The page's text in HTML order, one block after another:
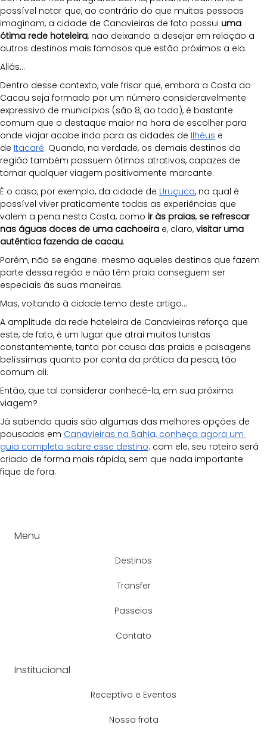
possível notar que, ao contrário do que muitas pessoas
imaginam, a cidade de Canavieiras de fato possui uma
ótima rede hoteleira, não deixando a desejar em relação a
outros destinos mais famosos que estão próximos a ela.
Aliás...
Dentro desse contexto, vale frisar que, embora a Costa do
Cacau seja formado por um número consideravelmente
expressivo de municípios (são 8, ao todo), é bastante
comum que o destaque maior na hora de escolher para
onde viajar acabe indo para as cidades de Ilhéus e
de Itacaré. Quando, na verdade, os demais destinos da
região também possuem ótimos atrativos, capazes de
tornar qualquer viagem positivamente marcante.
É o caso, por exemplo, da cidade de Uruçuca, na qual é
possível viver praticamente todas as experiências que
valem a pena nesta Costa, como ir às praias, se refrescar
nas águas doces de uma cachoeira e, claro, visitar uma
autêntica fazenda de cacau.
Porém, não se engane: mesmo aqueles destinos que fazem
parte dessa região e não têm praia conseguem ser
especiais às suas maneiras.
Mas, voltando à cidade tema deste artigo...
A amplitude da rede hoteleira de Canavieiras reforça que
este, de fato, é um lugar que atrai muitos turistas
constantemente, tanto por causa das praias e paisagens
belíssimas quanto por conta da prática da pesca, tão
comum ali.
Então, que tal considerar conhecê-la, em sua próxima
viagem?
Já sabendo quais são algumas das melhores opções de
pousadas em Canavieiras na Bahia, conheça agora um
guia completo sobre esse destino: com ele, seu roteiro será
criado de forma mais rápida, sem que nada importante
fique de fora.
Institucional
Receptivo e Eventos
Nossa frota
Menu
Destinos
Transfer
Passeios
Contato